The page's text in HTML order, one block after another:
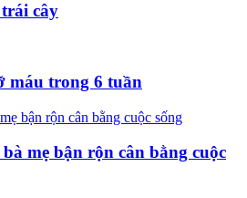
cây
máu trong 6 tuần
mẹ bận rộn cân bằng cuộc